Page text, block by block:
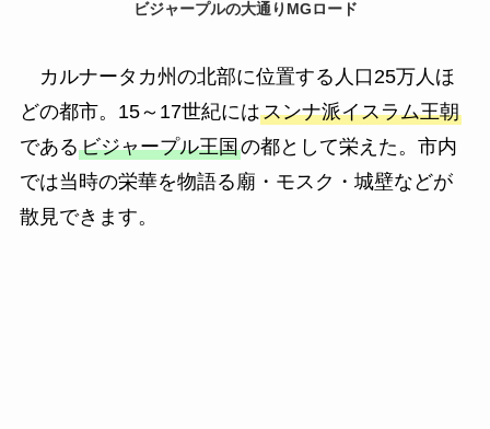
ビジャープルの大通りMGロード
カルナータカ州の北部に位置する人口25万人ほ
どの都市。15～17世紀にはスンナ派イスラム王朝
であるビジャープル王国の都として栄えた。市内
では当時の栄華を物語る廟・モスク・城壁などが
散見できます。